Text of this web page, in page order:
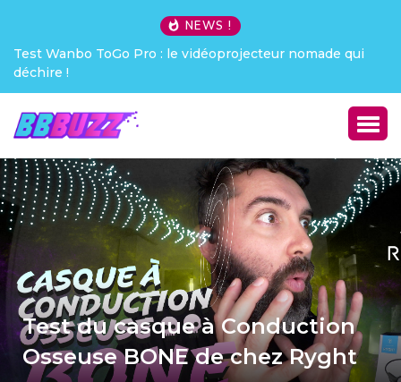
NEWS !
Test Wanbo ToGo Pro : le vidéoprojecteur nomade qui
déchire !
Test du casque à Conduction
Osseuse BONE de chez Ryght